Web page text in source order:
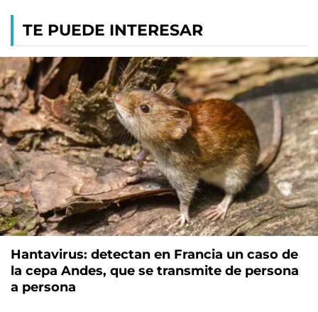
TE PUEDE INTERESAR
Hantavirus: detectan en Francia un caso de
la cepa Andes, que se transmite de persona
a persona